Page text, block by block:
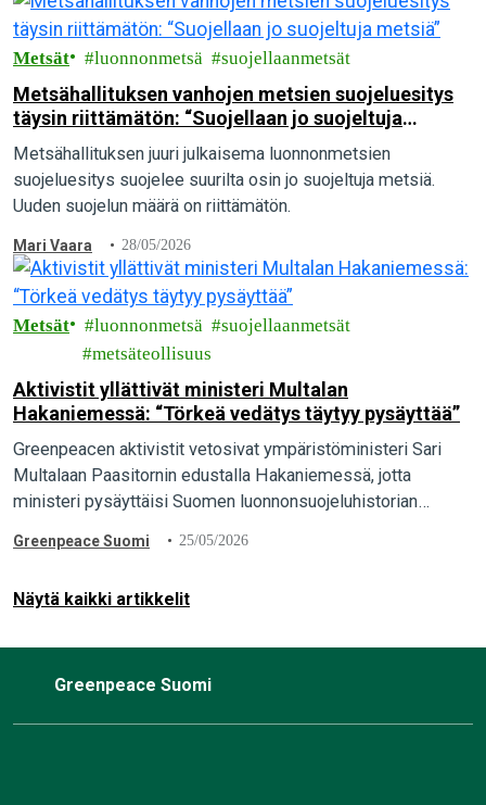
Metsät luonnonmetsä suojellaanmetsät
Metsähallituksen vanhojen metsien suojeluesitys
täysin riittämätön: “Suojellaan jo suojeltuja
metsiä”
Metsähallituksen juuri julkaisema luonnonmetsien
suojeluesitys suojelee suurilta osin jo suojeltuja metsiä.
Uuden suojelun määrä on riittämätön.
Mari Vaara 28/05/2026
Metsät luonnonmetsä
suojellaanmetsät
metsäteollisuus
Aktivistit yllättivät ministeri Multalan
Hakaniemessä: “Törkeä vedätys täytyy pysäyttää”
Greenpeacen aktivistit vetosivat ympäristöministeri Sari
Multalaan Paasitornin edustalla Hakaniemessä, jotta
ministeri pysäyttäisi Suomen luonnonsuojeluhistorian
metsätalousministeriön valmistelema törkeä vedätys täytyy
Greenpeace Suomi 25/05/2026
Näytä kaikki artikkelit
Greenpeace Suomi